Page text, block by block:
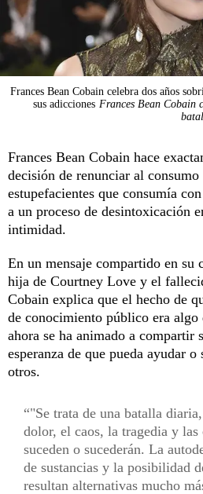
Frances Bean Cobain celebra dos años
sus adicciones Frances Bean Cobain
Frances Bean Cobain hace
decisión de renunciar al consumo
estupefacientes que consumía
a un proceso de desintoxicación
intimidad.
En un mensaje compartido en su
hija de Courtney Love y el
Cobain explica que el hecho de
de conocimiento público era algo
ahora se ha animado a compartir
esperanza de que pueda ayudar
otros.
"Se trata de una batalla
dolor, el caos, la tragedia y
suceden o sucederán. La
de sustancias y la posibilidad
resultan alternativas mucho